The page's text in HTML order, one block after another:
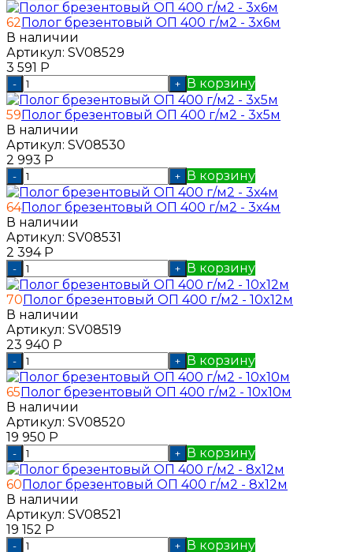
62Полог брезентовый ОП 400 г/м2 - 3x6м
В наличии
Артикул: SV08529
3 591 Р
- + В корзину
59Полог брезентовый ОП 400 г/м2 - 3x5м
В наличии
Артикул: SV08530
2 993 Р
- + В корзину
64Полог брезентовый ОП 400 г/м2 - 3x4м
В наличии
Артикул: SV08531
2 394 Р
- + В корзину
70Полог брезентовый ОП 400 г/м2 - 10x12м
В наличии
Артикул: SV08519
23 940 Р
- + В корзину
65Полог брезентовый ОП 400 г/м2 - 10x10м
В наличии
Артикул: SV08520
19 950 Р
- + В корзину
60Полог брезентовый ОП 400 г/м2 - 8x12м
В наличии
Артикул: SV08521
19 152 Р
- + В корзину